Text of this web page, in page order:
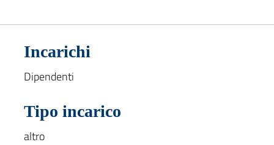
Incarichi
Dipendenti
Tipo incarico
altro